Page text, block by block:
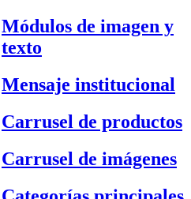
Módulos de imagen y
texto
Mensaje institucional
Carrusel de productos
Carrusel de imágenes